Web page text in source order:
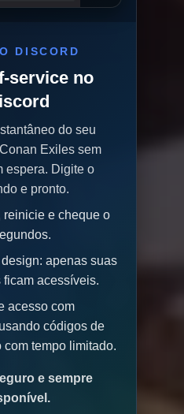
DISCORD
service no
do seu
Exiles sem
espera. Digite o
e pronto.
reinicie e cheque o
apenas suas
ficam acessíveis.
acesso com
códigos de
com tempo limitado.
e sempre